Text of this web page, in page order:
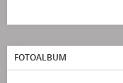
FOTOALBUM